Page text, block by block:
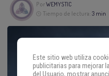
PorWEMYSTIC
Tiempo de lectura: 3 min
Este sitio web utiliza
publicitarias para mejorar
del Usuario, mostrar